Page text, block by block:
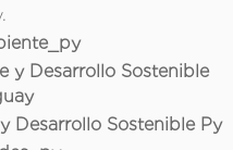
y Desarrollo Sostenible
Desarrollo Sostenible Py